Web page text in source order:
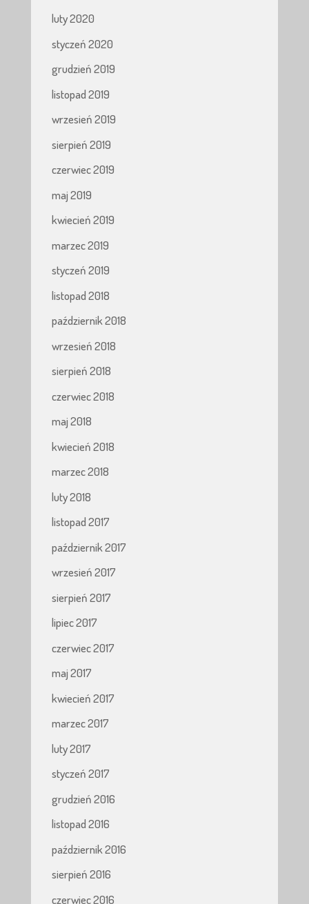
luty 2020
styczeń 2020
grudzień 2019
listopad 2019
wrzesień 2019
sierpień 2019
czerwiec 2019
maj 2019
kwiecień 2019
marzec 2019
styczeń 2019
listopad 2018
październik 2018
wrzesień 2018
sierpień 2018
czerwiec 2018
maj 2018
kwiecień 2018
marzec 2018
luty 2018
listopad 2017
październik 2017
wrzesień 2017
sierpień 2017
lipiec 2017
czerwiec 2017
maj 2017
kwiecień 2017
marzec 2017
luty 2017
styczeń 2017
grudzień 2016
listopad 2016
październik 2016
sierpień 2016
czerwiec 2016